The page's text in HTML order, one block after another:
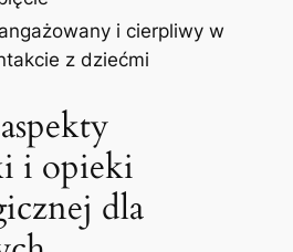
i cierpliwy w
z dziećmi
i opieki
dla